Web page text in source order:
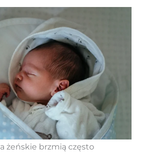
żeńskie brzmią często